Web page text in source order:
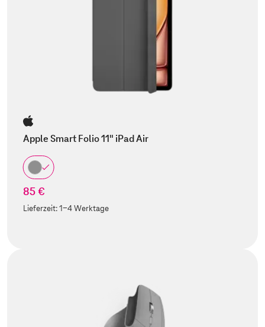
Apple Smart Folio 11" iPad Air
85 €
Lieferzeit:1-4 Werktage